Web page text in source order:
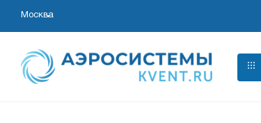
Москва